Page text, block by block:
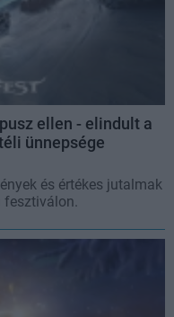
ellen - elindult a
ünnepsége
és értékes jutalmak
fesztiválon.